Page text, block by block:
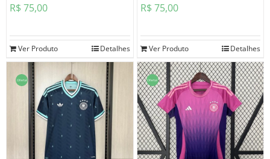
R$ 75,00
Ver Produto Detalhes
R$ 75,00
Ver Produto Detalhes
Oferta! Oferta!